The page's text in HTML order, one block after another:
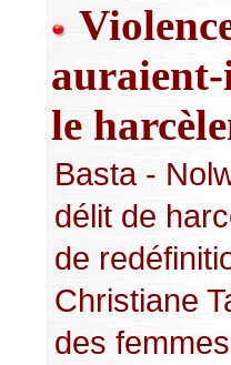
le
Basta -
délit de
de
Christiane
des